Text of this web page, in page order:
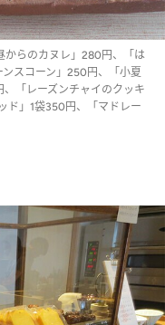
からのカヌレ」280円、「は
スコーン」250円、「小夏
「レーズンチャイのクッキ
ド」1袋350円、「マドレー